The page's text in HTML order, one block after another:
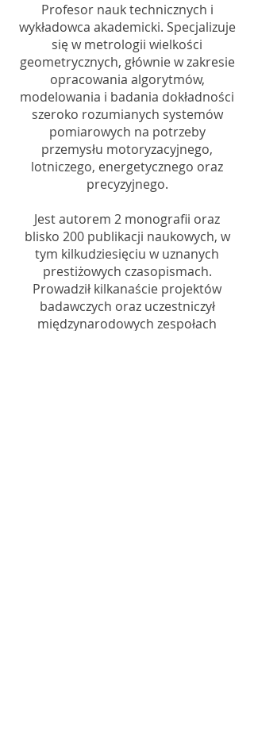
Profesor nauk technicznych i
wykładowca akademicki. Specjalizuje
się w metrologii wielkości
geometrycznych, głównie w zakresie
opracowania algorytmów,
modelowania i badania dokładności
szeroko rozumianych systemów
pomiarowych na potrzeby
przemysłu motoryzacyjnego,
lotniczego, energetycznego oraz
precyzyjnego.
Jest autorem 2 monografii oraz
blisko 200 publikacji naukowych, w
tym kilkudziesięciu w uznanych
prestiżowych czasopismach.
Prowadził kilkanaście projektów
badawczych oraz uczestniczył
międzynarodowych zespołach